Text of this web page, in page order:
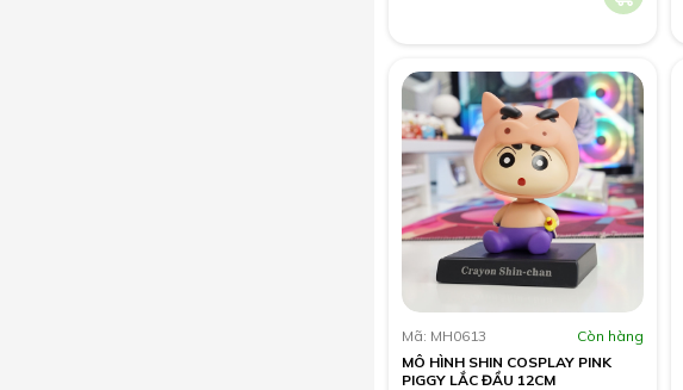
Mã: MH0613
Còn hàng
MÔ HÌNH SHIN COSPLAY PINK
PIGGY LẮC ĐẦU 12CM